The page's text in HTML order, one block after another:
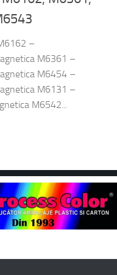
–
M6361 –
M6454 –
M6131 –
M6542...